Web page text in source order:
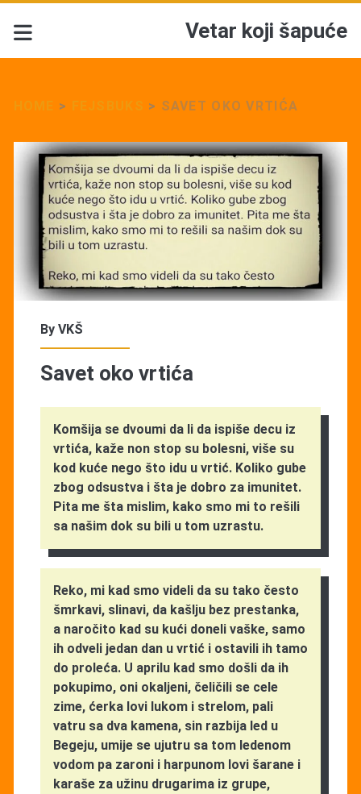
Vetar koji šapuće
> > SAVET OKO VRTIĆA
By VKŠ
Savet oko vrtića
Komšija se dvoumi da li da ispiše decu iz
vrtića, kaže non stop su bolesni, više su
kod kuće nego što idu u vrtić. Koliko gube
zbog odsustva i šta je dobro za imunitet.
Pita me šta mislim, kako smo mi to rešili
sa našim dok su bili u tom uzrastu.
Reko, mi kad smo videli da su tako često
šmrkavi, slinavi, da kašlju bez prestanka,
a naročito kad su kući doneli vaške, samo
ih odveli jedan dan u vrtić i ostavili ih tamo
do proleća. U aprilu kad smo došli da ih
pokupimo, oni okaljeni, čeličili se cele
zime, ćerka lovi lukom i strelom, pali
vatru sa dva kamena, sin razbija led u
Begeju, umije se ujutru sa tom ledenom
vodom pa zaroni i harpunom lovi šarane i
karaše za užinu drugarima iz grupe,